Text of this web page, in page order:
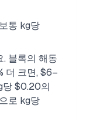
통 kg당
. 블록의 해동
더 크면, $6–
당 $0.20의
로 kg당